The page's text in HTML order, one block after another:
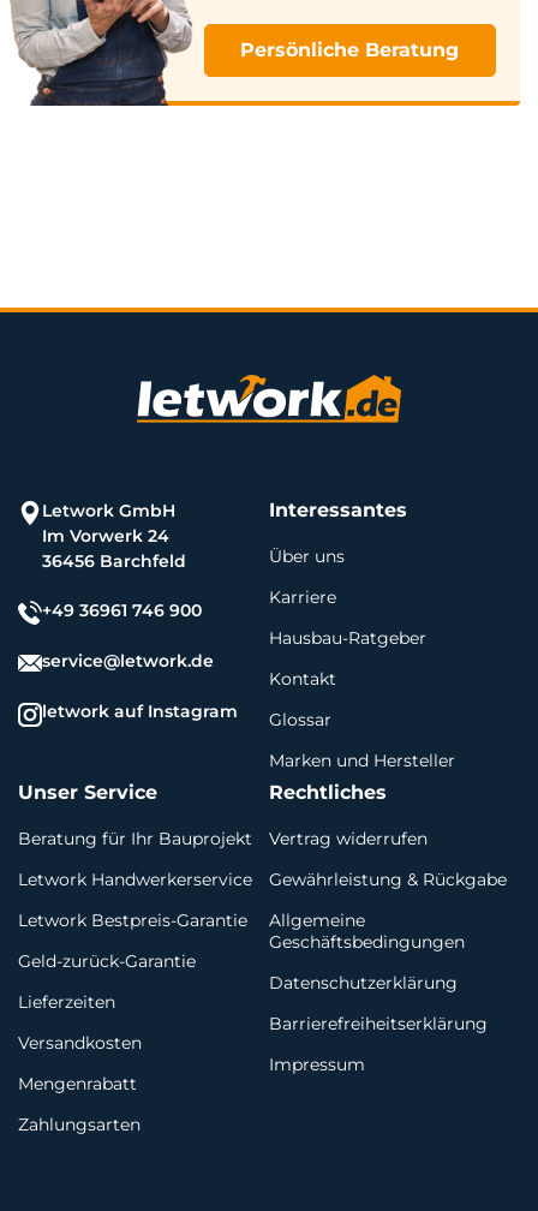
Persönliche Beratung
Letwork GmbH
Im Vorwerk 24
36456 Barchfeld
+49 36961 746 900
service@letwork.de
letwork auf Instagram
Interessantes
Über uns
Karriere
Hausbau-Ratgeber
Kontakt
Glossar
Marken und Hersteller
Unser Service
Beratung für Ihr Bauprojekt
Letwork Handwerkerservice
Letwork Bestpreis-Garantie
Geld-zurück-Garantie
Lieferzeiten
Versandkosten
Mengenrabatt
Zahlungsarten
Rechtliches
Vertrag widerrufen
Gewährleistung & Rückgabe
Allgemeine
Geschäftsbedingungen
Datenschutzerklärung
Barrierefreiheitserklärung
Impressum